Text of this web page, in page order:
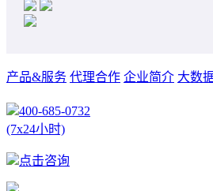
产品&服务 代理合作 企业简介 大数
400-685-0732
(7x24小时)
点击咨询